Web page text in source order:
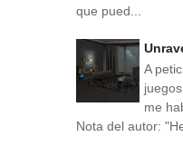
que pued...
A
me
Nota del autor: